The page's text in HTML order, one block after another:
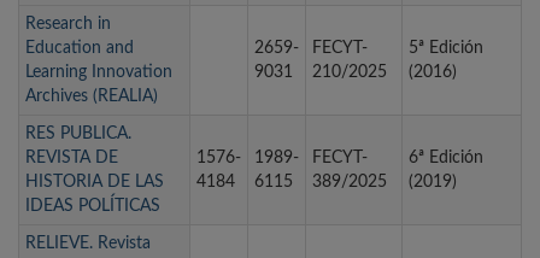
Research in
Education and
Learning Innovation
Archives (REALIA)
2659-
9031
FECYT-
210/2025
5ª Edición
(2016)
RES PUBLICA.
REVISTA DE
HISTORIA DE LAS
IDEAS POLÍTICAS
1576-
4184
1989-
6115
FECYT-
389/2025
6ª Edición
(2019)
RELIEVE. Revista